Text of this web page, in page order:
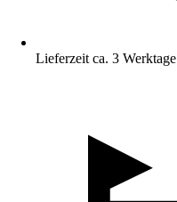
Lieferzeit ca. 3 Werktage